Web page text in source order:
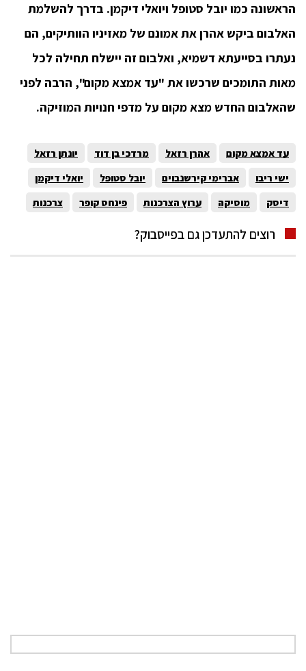
הראשונה כמו יובל סטופל ויואלי דיקמן. בדרך להשלמת
האלבום ביקש אהרן את אמונם של מאזיניו הוותיקים, הם
נעתרו בסייעתא דשמיא, ואלבום זה יישלח תחילה לכל
מאות התומכים שרכשו את "עד אמצא מקום", הרבה לפני
שהאלבום החדש מצא מקום על מדפי חנויות המוזיקה.
עד אמצא מקום אהרן רזאל מרדכי בן דוד
יונתן רזאל
ישי ריבו
אברימי קירשנבוים יובל סטופל
יואלי דיקמן
דיסק
מוסיקה ערוץ הצרכנות פינחס קופר צרכנות
רוצים להתעדכן גם בפייסבוק?